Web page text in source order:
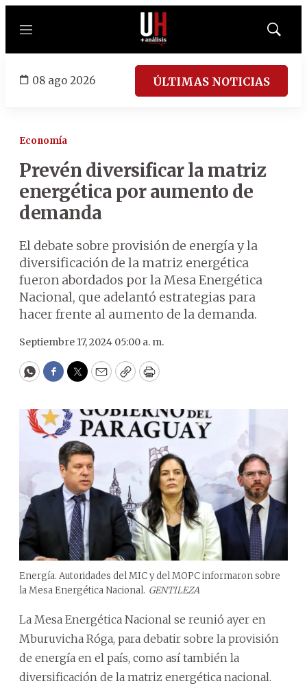
Menú
Mostrar
08 ago 2026 ÚLTIMAS NOTICIAS
Economía
Prevén diversificar la matriz
energética por aumento de
demanda
El debate sobre provisión de energía y la
diversificación de la matriz energética
fueron abordados por la Mesa Energética
Nacional, que adelantó estrategias para
hacer frente al aumento de la demanda.
Septiembre 17, 2024 05:00 a. m.
WhatsApp
Facebook
Twitter
EmailCopyPrint
Energía. Autoridades del MIC y del MOPC informaron sobre
la Mesa Energética Nacional. GENTILEZA
La Mesa Energética Nacional se reunió ayer en
Mburuvicha Róga, para debatir sobre la provisión
de energía en el país, como así también la
diversificación de la matriz energética nacional.